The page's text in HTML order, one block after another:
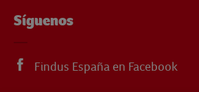
Síguenos
Findus España en Facebook